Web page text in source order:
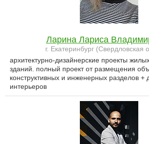
Ларина Лариса
г. Екатеринбург (Свердловская
архитектурно-дизайнерские проекты
зданий. полный проект от размещения
конструктивных и инженерных разделов +
интерьеров